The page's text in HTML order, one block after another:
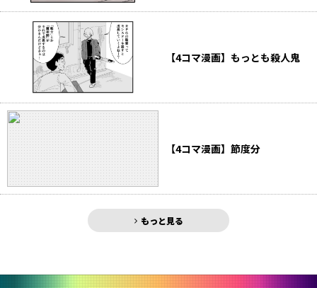
【4コマ漫画】もっとも殺人鬼
【4コマ漫画】節度分
もっと見る